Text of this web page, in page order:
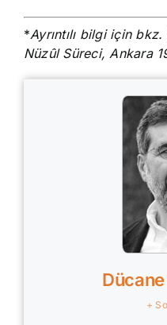
*Ayrıntılı bilgi için bkz.
Nüzûl Süreci, Ankara
+